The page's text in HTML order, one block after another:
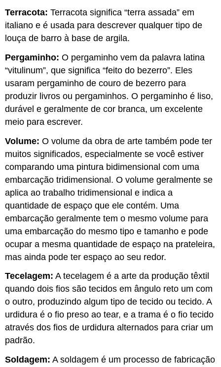
Terracota: Terracota significa “terra assada” em
italiano e é usada para descrever qualquer tipo de
louça de barro à base de argila.
Pergaminho: O pergaminho vem da palavra latina
“vitulinum”, que significa “feito do bezerro”. Eles
usaram pergaminho de couro de bezerro para
produzir livros ou pergaminhos. O pergaminho é liso,
durável e geralmente de cor branca, um excelente
meio para escrever.
Volume: O volume da obra de arte também pode ter
muitos significados, especialmente se você estiver
comparando uma pintura bidimensional com uma
embarcação tridimensional. O volume geralmente se
aplica ao trabalho tridimensional e indica a
quantidade de espaço que ele contém. Uma
embarcação geralmente tem o mesmo volume para
uma embarcação do mesmo tipo e tamanho e pode
ocupar a mesma quantidade de espaço na prateleira,
mas ainda pode ter espaço ao seu redor.
Tecelagem: A tecelagem é a arte da produção têxtil
quando dois fios são tecidos em ângulo reto um com
o outro, produzindo algum tipo de tecido ou tecido. A
urdidura é o fio preso ao tear, e a trama é o fio tecido
através dos fios de urdidura alternados para criar um
padrão.
Soldagem: A soldagem é um processo de fabricação